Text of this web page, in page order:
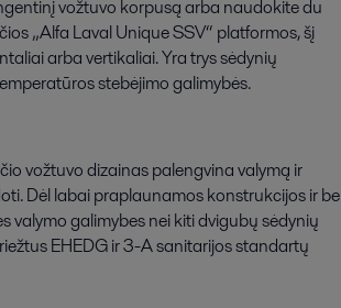
vožtuvo korpusą arba naudokite du
„Alfa Laval Unique SSV“ platformos, šį
arba vertikaliai. Yra trys sėdynių
stebėjimo galimybės.
vožtuvo dizainas palengvina valymą ir
Dėl labai praplaunamos konstrukcijos ir be
valymo galimybes nei kiti dvigubų sėdynių
EHEDG ir 3-A sanitarijos standartų